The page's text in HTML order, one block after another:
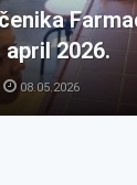
2026.
08.05.2026